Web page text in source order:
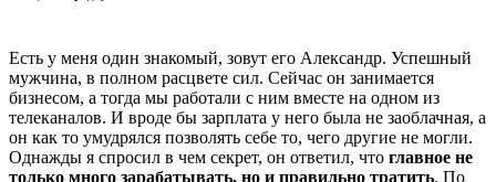
Есть у меня один знакомый, зовут его Александр. Успешный
мужчина, в полном расцвете сил. Сейчас он занимается
бизнесом, а тогда мы работали с ним вместе на одном из
телеканалов. И вроде бы зарплата у него была не заоблачная, а
он как то умудрялся позволять себе то, чего другие не могли.
Однажды я спросил в чем секрет, он ответил, что главное не
только много зарабатывать, но и правильно тратить. По